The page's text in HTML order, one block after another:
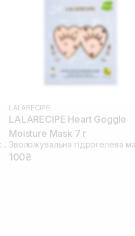
Освітлювальна гідрогелева маска для шкіри навколо очей
LALARECIPE
LALARECIPE Heart Goggle
Moisture Mask 7 г
100₴